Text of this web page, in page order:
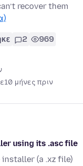
recover them
2 969
10 μήνες πριν
using its .asc file
(a .xz file)